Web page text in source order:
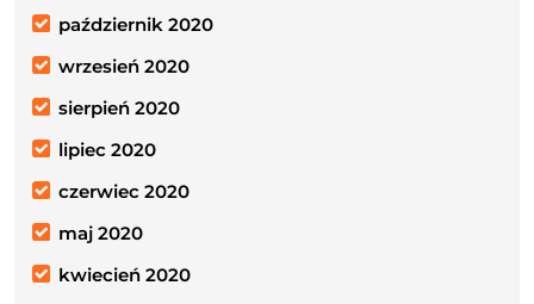
październik 2020
wrzesień 2020
sierpień 2020
lipiec 2020
czerwiec 2020
maj 2020
kwiecień 2020